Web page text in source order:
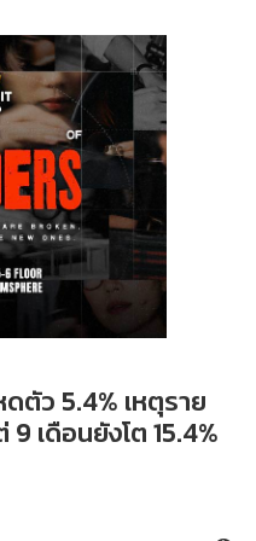
ตัว 5.4% เหตุราย
เดือนยังโต 15.4%